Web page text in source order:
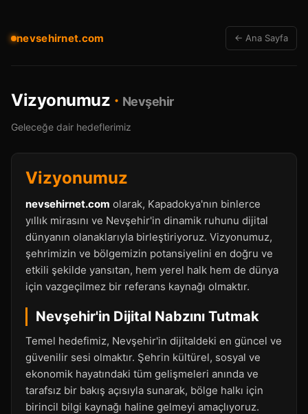
nevsehirnet.com ← Ana Sayfa
Vizyonumuz · Nevşehir
Geleceğe dair hedeflerimiz
Vizyonumuz
nevsehirnet.com olarak, Kapadokya'nın binlerce
yıllık mirasını ve Nevşehir'in dinamik ruhunu dijital
dünyanın olanaklarıyla birleştiriyoruz. Vizyonumuz,
şehrimizin ve bölgemizin potansiyelini en doğru ve
etkili şekilde yansıtan, hem yerel halk hem de dünya
için vazgeçilmez bir referans kaynağı olmaktır.
Nevşehir'in Dijital Nabzını Tutmak
Temel hedefimiz, Nevşehir'in dijitaldeki en güncel ve
güvenilir sesi olmaktır. Şehrin kültürel, sosyal ve
ekonomik hayatındaki tüm gelişmeleri anında ve
tarafsız bir bakış açısıyla sunarak, bölge halkı için
birincil bilgi kaynağı haline gelmeyi amaçlıyoruz.